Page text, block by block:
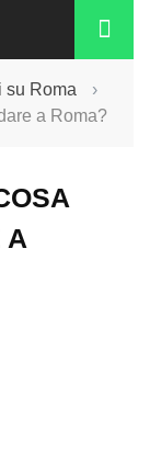
su Roma
›
a Roma?
A